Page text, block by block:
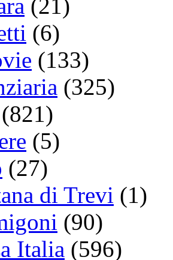
(21)
(6)
(133)
(325)
(821)
(5)
(27)
di Trevi (1)
(90)
Italia (596)